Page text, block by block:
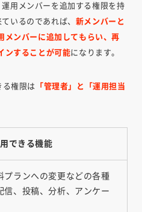
用メンバーを追加する権限を持
いるのであれば、 新メンバーと
メンバーに追加してもらい、再
ンすることが可能になります。
る権限は
「管理者」と「運用担当
できる機能
プランへの変更などの各種
信、投稿、分析、アンケー